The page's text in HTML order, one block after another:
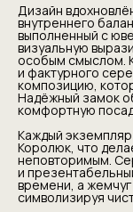
Дизайн
внутреннего
выполненный с
визуальную
особым смыслом.
и фактурного
композицию,
Надёжный замок
комфортную
Каждый
Королюк, что
неповторимым.
и
времени, а жемчуг
символизируя